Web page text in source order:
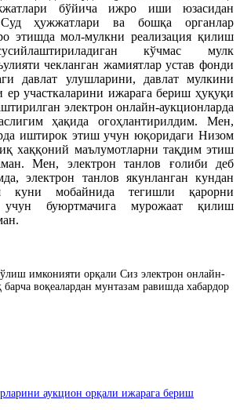
бўйича ижро иши юзасидан
ҳужжатлари ва бошқа органлар
этишда мол-мулкни реализация қилиш
кўчмас мулк
чекланган жамиятлар устав фонди
давлат улушларини, давлат мулкини
участкаларини ижарага бериш ҳуқуқи
электрон онлайн-аукционларда
ҳақида огоҳлантирилдим. Мен,
иштирок этиш учун юқоридаги Низом
хаққоний маълумотларни тақдим этиш
Мен, электрон танлов ғолиби деб
электрон танлов якунланган кундан
мобайнида тегишли қарорни
учун буюртмачига мурожаат қилиш
имконияти орқали Сиз электрон онлайн-
воқеалардан мунтазам равишда хабардор
аукцион орқали ижарага бериш